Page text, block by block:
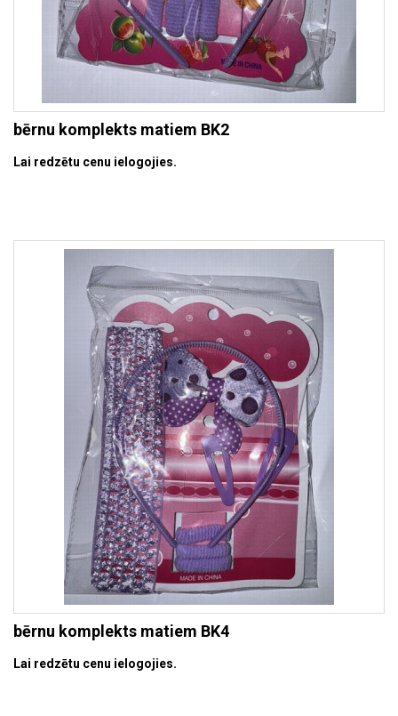
bērnu komplekts matiem BK2
Lai redzētu cenu ielogojies.
bērnu komplekts matiem BK4
Lai redzētu cenu ielogojies.